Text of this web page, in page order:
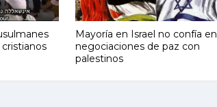
cristianos
Mayoría en Israel no confía en
negociaciones de paz con
palestinos